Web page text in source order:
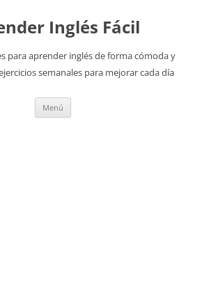
Inglés Fácil
para aprender inglés de forma cómoda y
semanales para mejorar cada día
Menú